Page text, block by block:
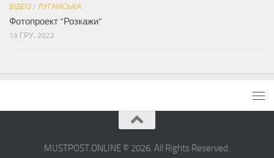
ВІДЕО / ЛУГАНСЬКА
Фотопроект “Розкажи”
13 ГРУ, 2022
MUSTPOST.ONLINE © 2026. All Rights Reserved.